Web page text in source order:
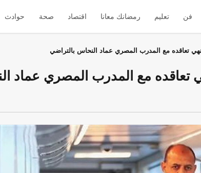
فن تعليم رمضانك معانا اقتصاد صحة حوادث
ينهي تعاقده مع المدرب المصري عماد النحاس بالتراضي
تعاقده مع المدرب المصري عماد